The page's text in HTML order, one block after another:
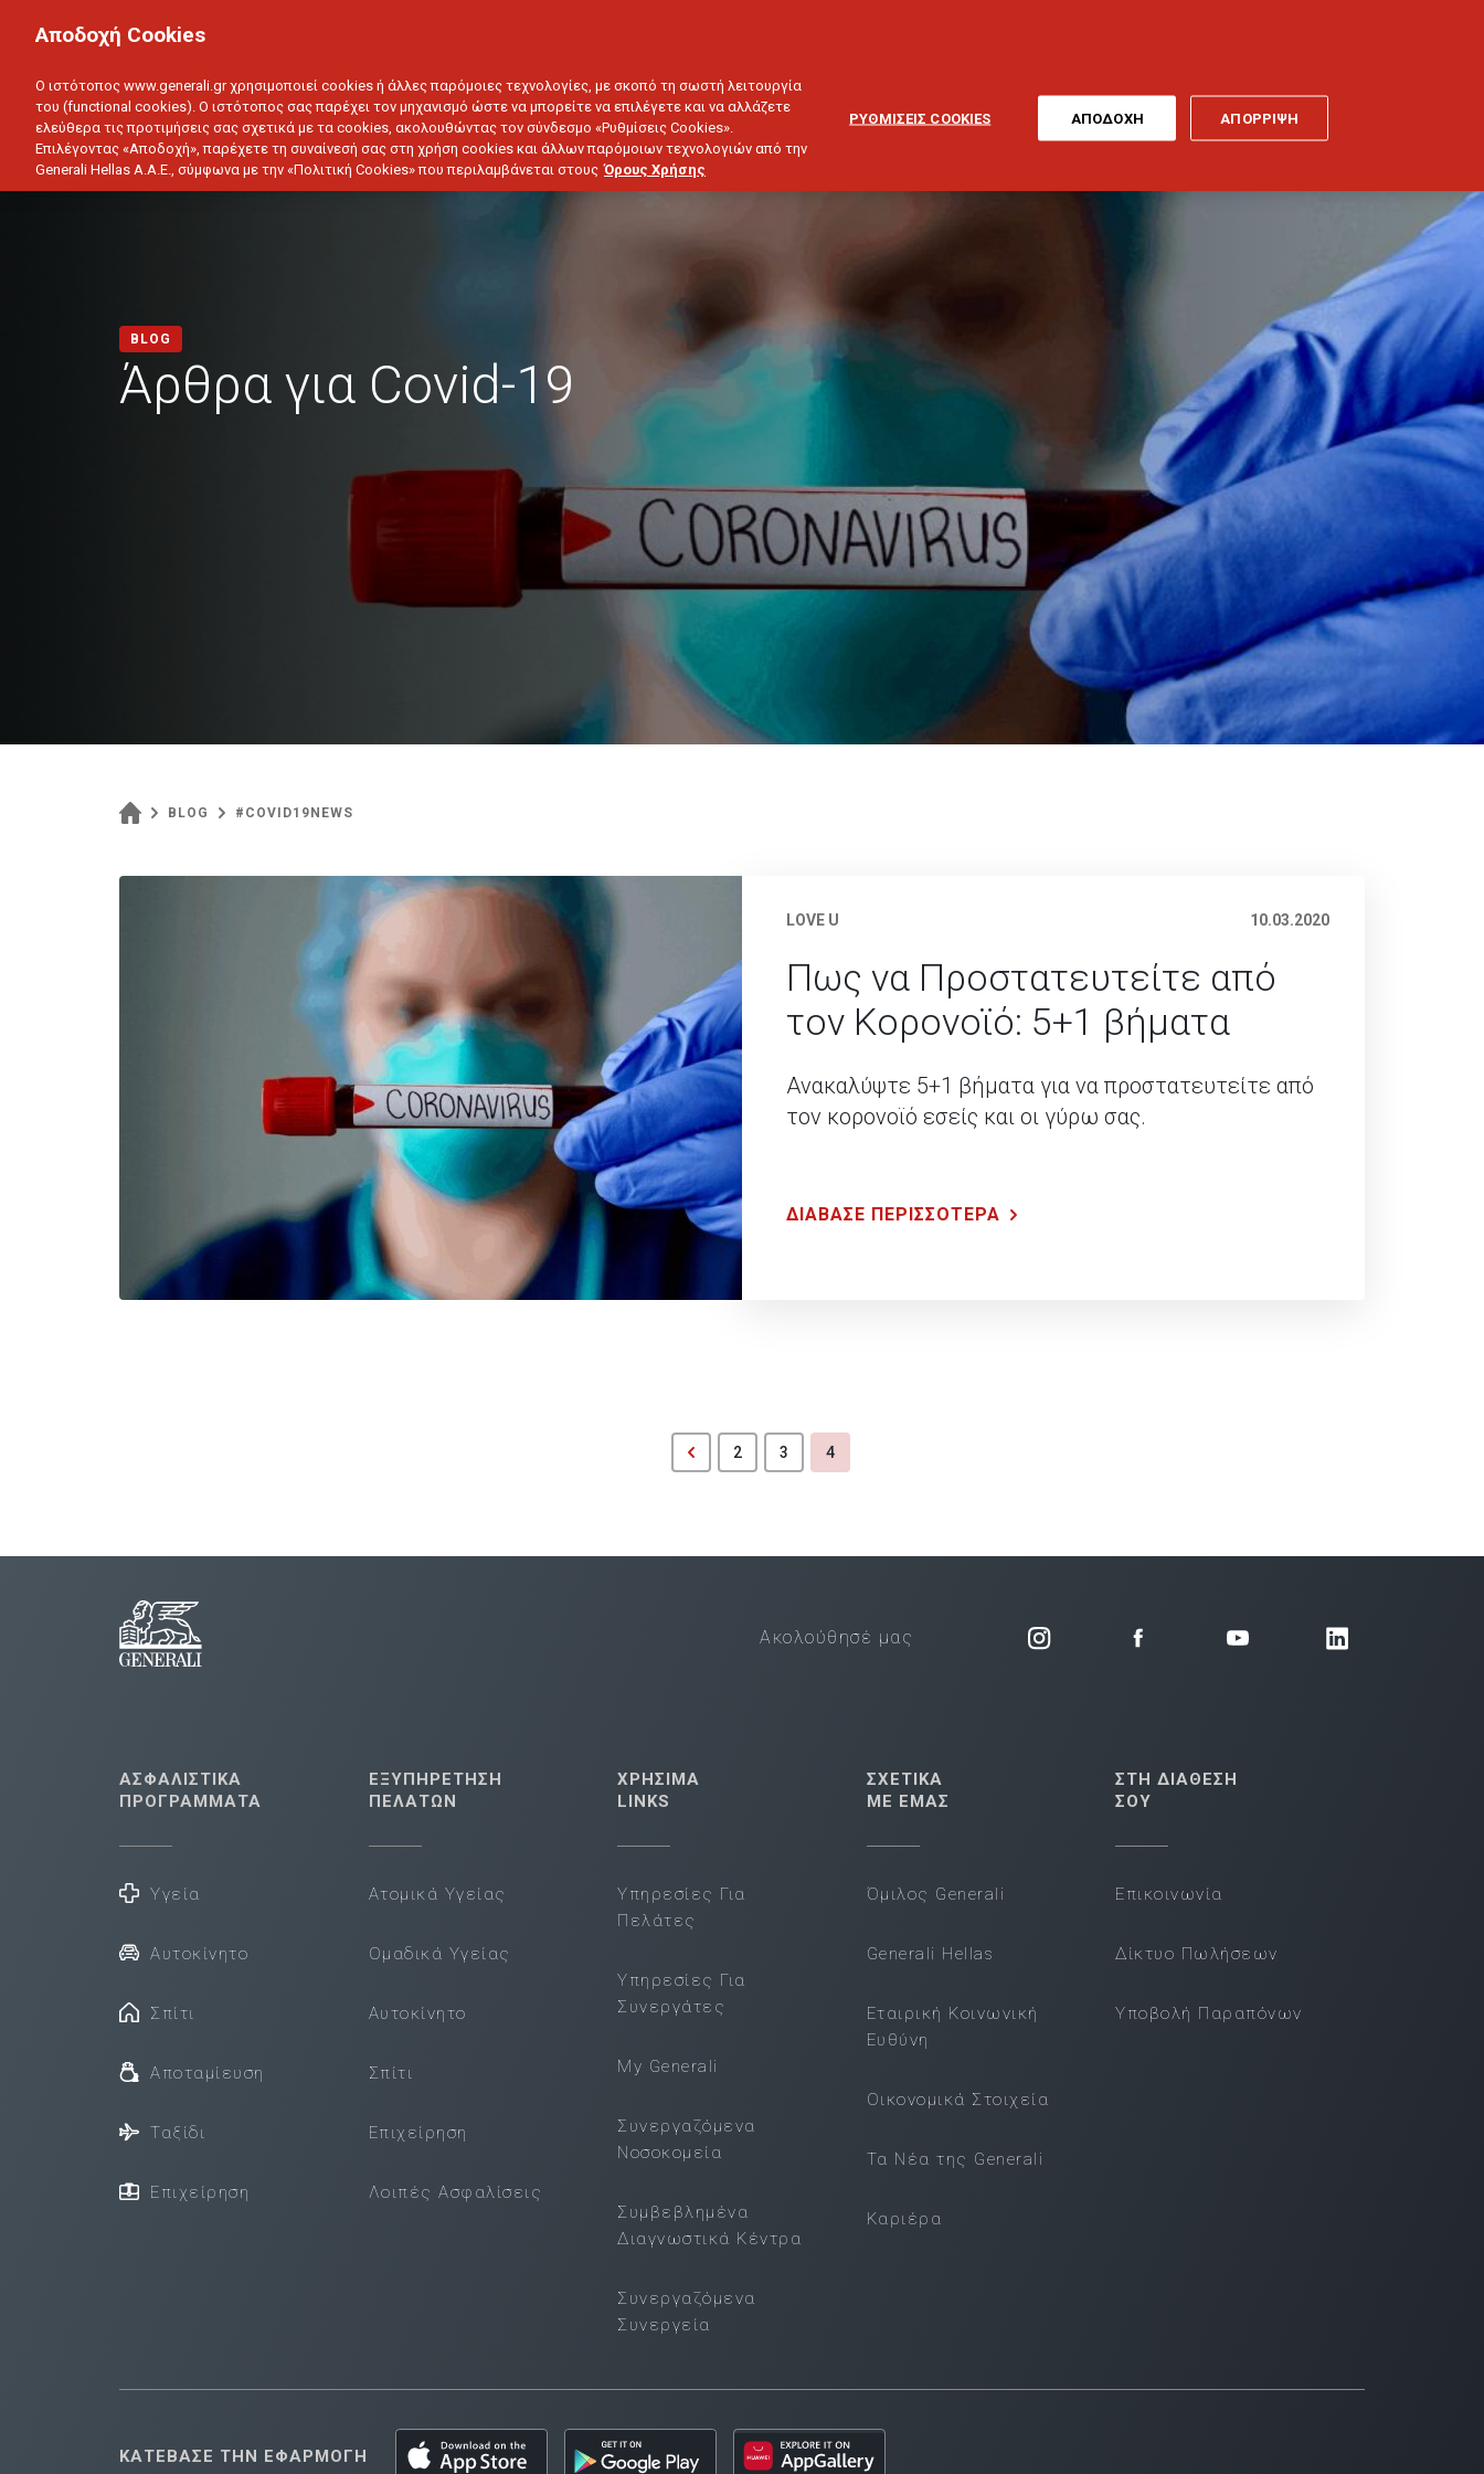
ΥΓΕΙΑ ΑΥΤΟΚΙΝΗΤΟ ΣΠΙΤΙ ΑΠΟΤΑΜΙΕΥΣΗ & ΕΠΕΝΔΥΣΕΙΣ ΤΑΞΙΔΙ ΣΚΑΦΟΣ
BLOG
Άρθρα για Covid-19
BLOG #COVID19NEWS
LOVE U 10.03.2020
Πως να Προστατευτείτε από
τον Κορονοϊό: 5+1 βήματα
Ανακαλύψτε 5+1 βήματα για να προστατευτείτε από
τον κορονοϊό εσείς και οι γύρω σας.
ΔΙΑΒΑΣΕ ΠΕΡΙΣΣΟΤΕΡΑ
2 3 4
Ακολούθησέ μας
ΑΣΦΑΛΙΣΤΙΚΑ
ΠΡΟΓΡΑΜΜΑΤΑ
Υγεία
Αυτοκίνητο
Σπίτι
Αποταμίευση
Ταξίδι
Επιχείρηση
ΕΞΥΠΗΡΕΤΗΣΗ
ΠΕΛΑΤΩΝ
Ατομικά Υγείας
Ομαδικά Υγείας
Αυτοκίνητο
Σπίτι
Επιχείρηση
Λοιπές Ασφαλίσεις
ΧΡΗΣΙΜΑ
LINKS
Υπηρεσίες Για
Πελάτες
Υπηρεσίες Για
Συνεργάτες
My Generali
Συνεργαζόμενα
Νοσοκομεία
Συμβεβλημένα
Διαγνωστικά Κέντρα
Συνεργαζόμενα
Συνεργεία
ΣΧΕΤΙΚΑ
ΜΕ ΕΜΑΣ
Όμιλος Generali
Generali Hellas
Εταιρική Κοινωνική
Ευθύνη
Οικονομικά Στοιχεία
Τα Νέα της Generali
Καριέρα
ΣΤΗ ΔΙΑΘΕΣΗ
ΣΟΥ
Επικοινωνία
Δίκτυο Πωλήσεων
Υποβολή Παραπόνων
ΚΑΤΕΒΑΣΕ ΤΗΝ ΕΦΑΡΜΟΓΗ
Αποδοχή Cookies
Ο ιστότοπος www.generali.gr χρησιμοποιεί cookies ή άλλες παρόμοιες τεχνολογίες, με σκοπό τη σωστή λειτουργία
του (functional cookies). Ο ιστότοπος σας παρέχει τον μηχανισμό ώστε να μπορείτε να επιλέγετε και να αλλάζετε
ελεύθερα τις προτιμήσεις σας σχετικά με τα cookies, ακολουθώντας τον σύνδεσμο «Ρυθμίσεις Cookies».
Επιλέγοντας «Αποδοχή», παρέχετε τη συναίνεσή σας στη χρήση cookies και άλλων παρόμοιων τεχνολογιών από την
Generali Hellas A.A.E., σύμφωνα με την «Πολιτική Cookies» που περιλαμβάνεται στους Όρους Χρήσης
ΡΥΘΜΙΣΕΙΣ COOKIES ΑΠΟΡΡΙΨΗ
ΑΠΟΔΟΧΗ